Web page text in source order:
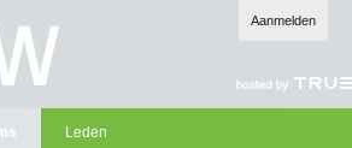
Aanmelden
Leden